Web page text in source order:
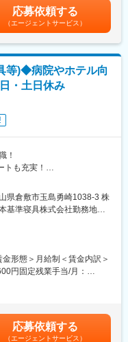
業やリフレッシュトラベル
重視しています。
ントや新規事業責任者など
展開し、専門教育や働きや
が近く、提案が形になる環
や訪問看護ステーションな
、安定した環境の中で長く
形を見据えて、20年以上前
の超高齢社会に対してもビ
会社です。
め、地元の患者様に多くご
様対応や薬剤師サポートを
ることがやりがいです。地
心して働ける会社：
い環境を作る。そんな思い
しています。仕事もプライ
■決算賞与あり（業績によ
5,000円賃金はあくまでも
する可能性があります。月
。
応募依頼する
（エージェントサービス）
等)◆病院やホテル向
・土日休み
！
も充実！
施設に対して、リネン製品
担当していただきます。
製品、その他物販
県倉敷市玉島勇崎1038-3 株
基準寝具株式会社勤務地最
：敷地内喫煙可能場所あり
形態＞月給制＜賃金内訳＞
円固定残業手当/月：
12月／昨年実績3.5ヶ月分)
選考を通じて上下する可能
応募依頼する
（エージェントサービス）